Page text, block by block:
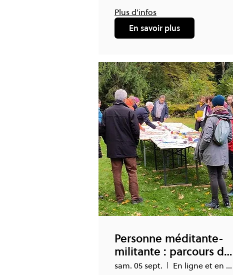
Plus d'infos
En savoir plus
Personne méditante-
militante : parcours de
transformation
sam. 05 sept. En ligne et en présentiel (Genève)